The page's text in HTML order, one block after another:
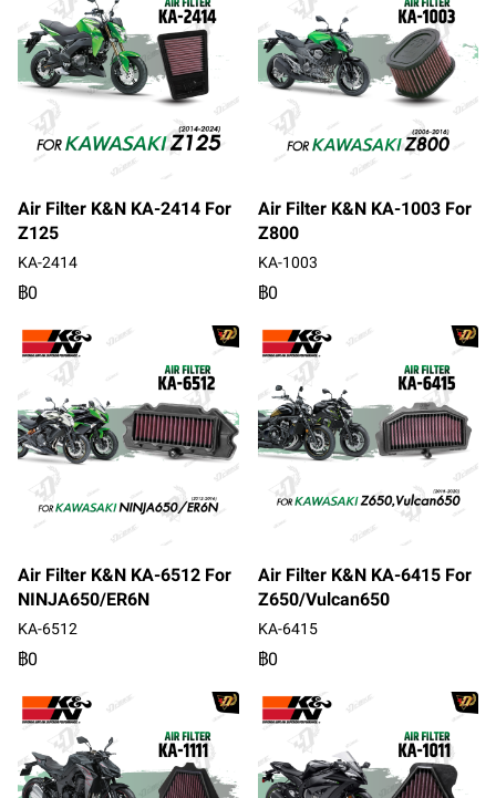
Air Filter K&N KA-2414 For
Z125
KA-2414
฿0
Air Filter K&N KA-1003 For
Z800
KA-1003
฿0
Air Filter K&N KA-6512 For
NINJA650/ER6N
KA-6512
฿0
Air Filter K&N KA-6415 For
Z650/Vulcan650
KA-6415
฿0